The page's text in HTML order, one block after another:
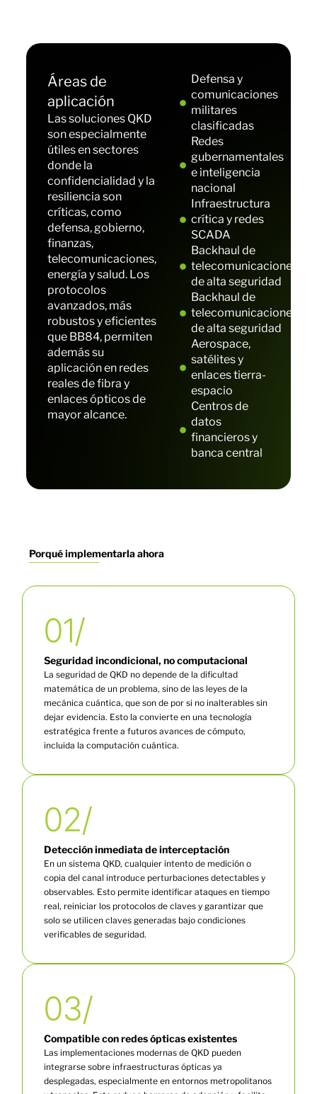
Áreas de
aplicación
Las soluciones QKD
son especialmente
útiles en sectores
donde la
confidencialidad y la
resiliencia son
críticas, como
defensa, gobierno,
finanzas,
telecomunicaciones,
energía y salud. Los
protocolos
avanzados, más
robustos y eficientes
que BB84, permiten
además su
aplicación en redes
reales de fibra y
enlaces ópticos de
mayor alcance.
Defensa y
comunicaciones
militares
clasificadas
Redes
gubernamentales
e inteligencia
nacional
Infraestructura
crítica y redes
SCADA
Backhaul de
telecomunicaciones
de alta seguridad
Backhaul de
telecomunicaciones
de alta seguridad
Aerospace,
satélites y
enlaces tierra-
espacio
Centros de
datos
financieros y
banca central
Porqué implementarla ahora
01/
Seguridad incondicional, no computacional
La seguridad de QKD no depende de la dificultad
matemática de un problema, sino de las leyes de la
mecánica cuántica, que son de por si no inalterables sin
dejar evidencia. Esto la convierte en una tecnología
estratégica frente a futuros avances de cómputo,
incluida la computación cuántica.
02/
Detección inmediata de interceptación
En un sistema QKD, cualquier intento de medición o
copia del canal introduce perturbaciones detectables y
observables. Esto permite identificar ataques en tiempo
real, reiniciar los protocolos de claves y garantizar que
solo se utilicen claves generadas bajo condiciones
verificables de seguridad.
03/
Compatible con redes ópticas existentes
Las implementaciones modernas de QKD pueden
integrarse sobre infraestructuras ópticas ya
desplegadas, especialmente en entornos metropolitanos